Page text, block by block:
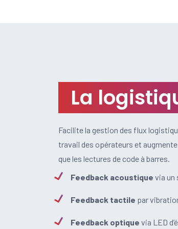
La
Facilite la gestion des flux
travail des opérateurs et
que les lectures de code à barres.
Feedback acoustique via un
Feedback tactile par
Feedback optique via LED